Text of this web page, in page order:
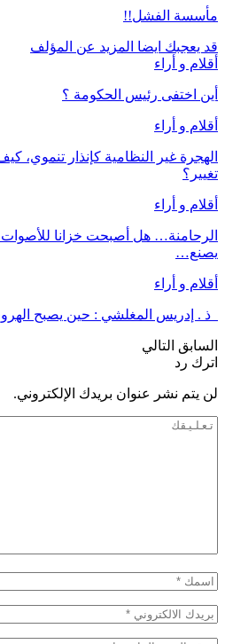
مأسسة الفشل!!
قد يعجبك ايضا المزيد عن المؤلف
أقلام و أراء
أين اختفى رئيس الحكومة ؟
أقلام و أراء
الهجرة غير النظامية كإنذار تنموي،
تغيير؟
أقلام و أراء
الرحامنة… هل أصبحت خزانا للأصوات
يصنع…
أقلام و أراء
ذ . إدريس المغلشي : حين يصبح
السابق التالي
اترك رد
لن يتم نشر عنوان بريدك الإلكتروني.